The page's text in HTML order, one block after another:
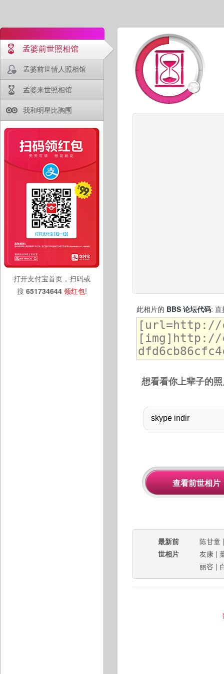
孟婆前世照相馆
孟婆前世情人照相馆
孟婆来世照相馆
我和明星比胸围
打开支付宝首页，扫码或
搜 651734644 领红包!
此相片的 BBS 论坛代码: 直
想看看你上辈子的
最新前
世相片
陈甘童
友康 |
丽容 |